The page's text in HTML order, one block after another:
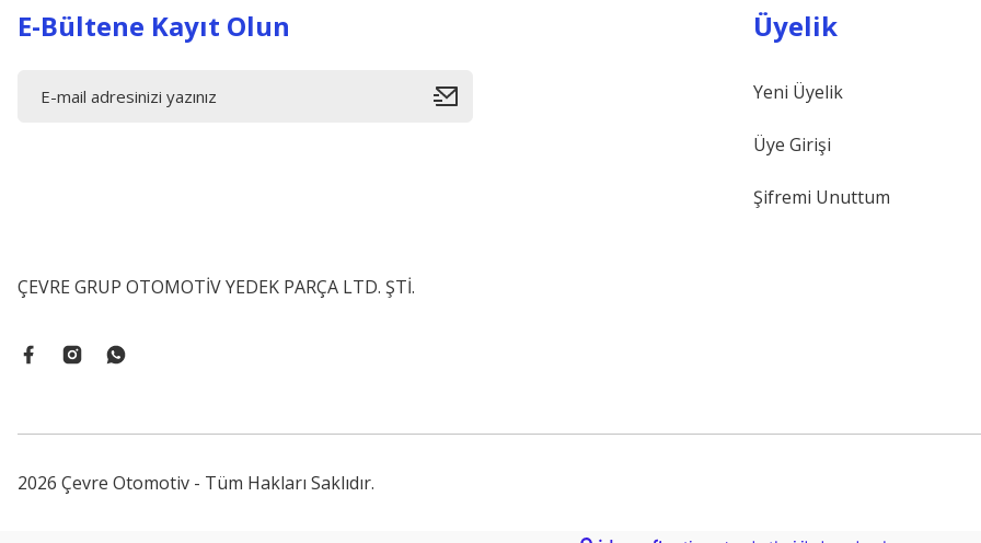
E-Bültene Kayıt Olun
ÇEVRE GRUP OTOMOTİV YEDEK PARÇA LTD. ŞTİ.
Üyelik
Yeni Üyelik
Üye Girişi
Şifremi Unuttum
2026 Çevre Otomotiv - Tüm Hakları Saklıdır.